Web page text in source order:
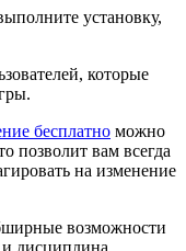
установку,
которые
бесплатно можно
позволит вам всегда
на изменение
возможности
дисциплина